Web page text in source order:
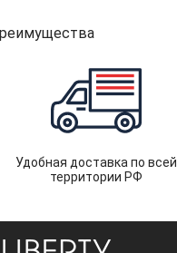
Удобная доставка по всей
территории РФ